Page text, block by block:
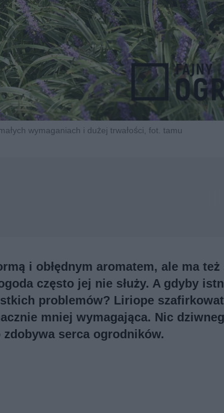
wymaganiach i dużej trwałości, fot. tamu
i obłędnym aromatem, ale ma też
często jej nie służy. A gdyby
problemów? Liriope
mniej wymagająca. Nic
serca ogrodników.